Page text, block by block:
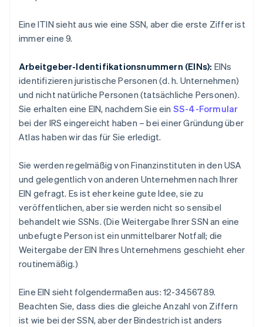
Eine ITIN sieht aus wie eine SSN, aber die erste Ziffer ist
immer eine 9.
Arbeitgeber-Identifikationsnummern (EINs): EINs
identifizieren juristische Personen (d. h. Unternehmen)
und nicht natürliche Personen (tatsächliche Personen).
Sie erhalten eine EIN, nachdem Sie ein SS-4-Formular
bei der IRS eingereicht haben – bei einer Gründung über
Atlas haben wir das für Sie erledigt.
Sie werden regelmäßig von Finanzinstituten in den USA
und gelegentlich von anderen Unternehmen nach Ihrer
EIN gefragt. Es ist eherkeine gute Idee, sie zu
veröffentlichen, aber sie werden nicht so sensibel
behandelt wie SSNs. (Die Weitergabe Ihrer SSN an eine
unbefugte Person ist ein unmittelbarer Notfall; die
Weitergabe der EIN Ihres Unternehmens geschieht eher
routinemäßig.)
Eine EIN sieht folgendermaßen aus: 12-3456789.
Beachten Sie, dass dies die gleiche Anzahl von Ziffern
ist wie bei der SSN, aber der Bindestrich ist anders